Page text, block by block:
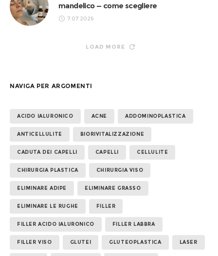
mandelico — come scegliere
7.07.2026
LOAD MORE
NAVIGA PER ARGOMENTI
ACIDO IALURONICO ACNE ADDOMINOPLASTICA
ANTICELLULITE BIORIVITALIZZAZIONE
CADUTA DEI CAPELLI CAPELLI CELLULITE
CHIRURGIA PLASTICA CHIRURGIA VISO
ELIMINARE ADIPE ELIMINARE GRASSO
ELIMINARE LE RUGHE FILLER
FILLER ACIDO IALURONICO FILLER LABBRA
FILLER VISO GLUTEI GLUTEOPLASTICA LASER